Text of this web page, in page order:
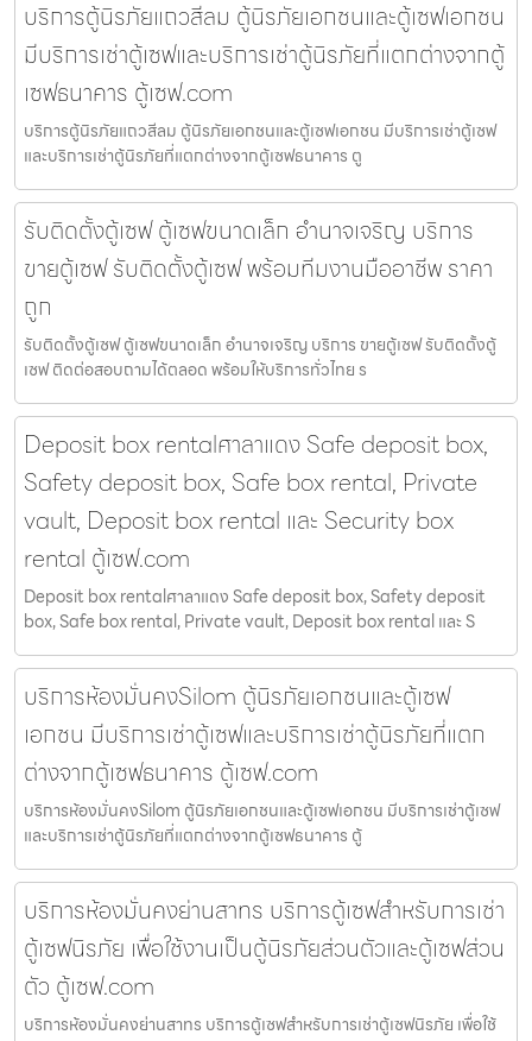
บริการตู้นิรภัยแถวสีลม ตู้นิรภัยเอกชนและตู้เซฟเอกชน
มีบริการเช่าตู้เซฟและบริการเช่าตู้นิรภัยที่แตกต่างจากตู้
เซฟธนาคาร ตู้เซฟ.com
บริการตู้นิรภัยแถวสีลม ตู้นิรภัยเอกชนและตู้เซฟเอกชน มีบริการเช่าตู้เซฟ
และบริการเช่าตู้นิรภัยที่แตกต่างจากตู้เซฟธนาคาร ตู
รับติดตั้งตู้เซฟ ตู้เซฟขนาดเล็ก อำนาจเจริญ บริการ
ขายตู้เซฟ รับติดตั้งตู้เซฟ พร้อมทีมงานมืออาชีพ ราคา
ถูก
รับติดตั้งตู้เซฟ ตู้เซฟขนาดเล็ก อำนาจเจริญ บริการ ขายตู้เซฟ รับติดตั้งตู้
เซฟ ติดต่อสอบถามได้ตลอด พร้อมให้บริการทั่วไทย ร
Deposit box rentalศาลาแดง Safe deposit box,
Safety deposit box, Safe box rental, Private
vault, Deposit box rental และ Security box
rental ตู้เซฟ.com
Deposit box rentalศาลาแดง Safe deposit box, Safety deposit
box, Safe box rental, Private vault, Deposit box rental และ S
บริการห้องมั่นคงSilom ตู้นิรภัยเอกชนและตู้เซฟ
เอกชน มีบริการเช่าตู้เซฟและบริการเช่าตู้นิรภัยที่แตก
ต่างจากตู้เซฟธนาคาร ตู้เซฟ.com
บริการห้องมั่นคงSilom ตู้นิรภัยเอกชนและตู้เซฟเอกชน มีบริการเช่าตู้เซฟ
และบริการเช่าตู้นิรภัยที่แตกต่างจากตู้เซฟธนาคาร ตู้
บริการห้องมั่นคงย่านสาทร บริการตู้เซฟสำหรับการเช่า
ตู้เซฟนิรภัย เพื่อใช้งานเป็นตู้นิรภัยส่วนตัวและตู้เซฟส่วน
ตัว ตู้เซฟ.com
บริการห้องมั่นคงย่านสาทร บริการตู้เซฟสำหรับการเช่าตู้เซฟนิรภัย เพื่อใช้